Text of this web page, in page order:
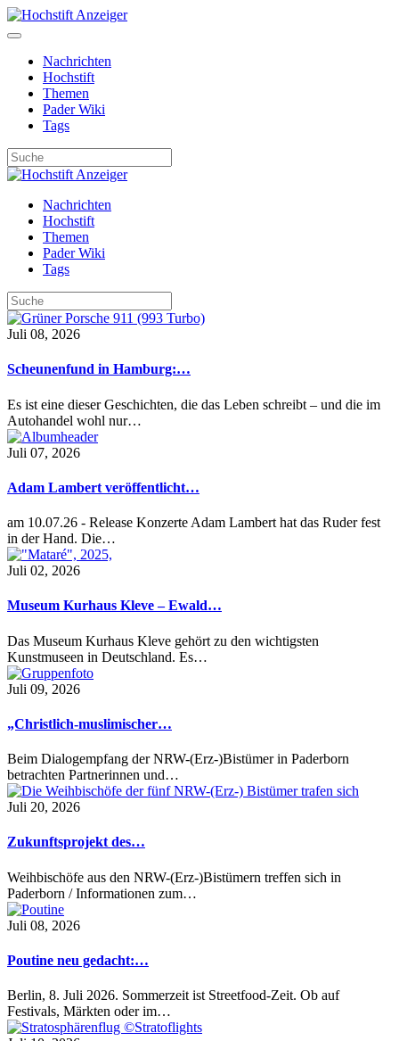
Nachrichten
Hochstift
Themen
Pader Wiki
Tags
Nachrichten
Hochstift
Themen
Pader Wiki
Tags
Juli 08, 2026
Scheunenfund in Hamburg:…
Es ist eine dieser Geschichten, die das Leben schreibt – und die im
Autohandel wohl nur…
Juli 07, 2026
Adam Lambert veröffentlicht…
am 10.07.26 - Release Konzerte Adam Lambert hat das Ruder fest
in der Hand. Die…
Juli 02, 2026
Museum Kurhaus Kleve – Ewald…
Das Museum Kurhaus Kleve gehört zu den wichtigsten
Kunstmuseen in Deutschland. Es…
Juli 09, 2026
„Christlich-muslimischer…
Beim Dialogempfang der NRW-(Erz-)Bistümer in Paderborn
betrachten Partnerinnen und…
Juli 20, 2026
Zukunftsprojekt des…
Weihbischöfe aus den NRW-(Erz-)Bistümern treffen sich in
Paderborn / Informationen zum…
Juli 08, 2026
Poutine neu gedacht:…
Berlin, 8. Juli 2026. Sommerzeit ist Streetfood-Zeit. Ob auf
Festivals, Märkten oder im…